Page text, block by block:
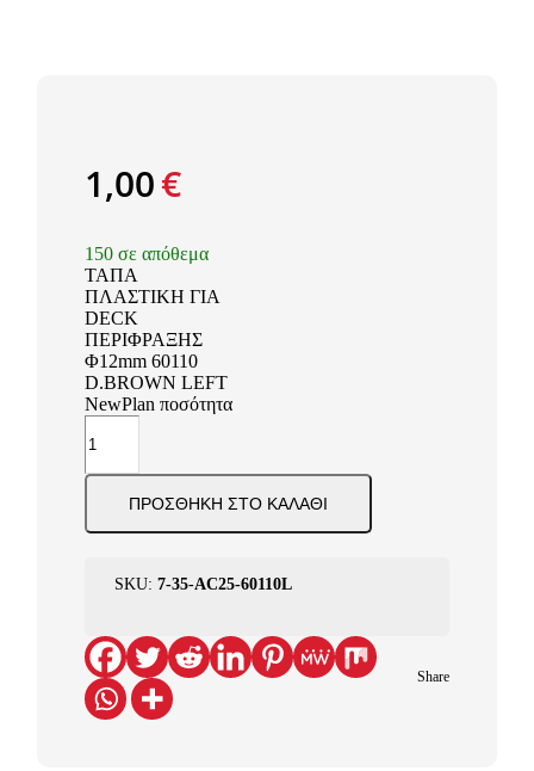
1,00€
150 σε απόθεμα
ΤΑΠΑ
ΠΛΑΣΤΙΚΗ ΓΙΑ
DECK
ΠΕΡΙΦΡΑΞΗΣ
Φ12mm 60110
D.BROWN LEFT
NewPlan ποσότητα
ΠΡΟΣΘΉΚΗ ΣΤΟ ΚΑΛΆΘΙ
SKU: 7-35-AC25-60110L
Share